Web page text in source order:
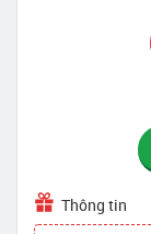
Thông tin